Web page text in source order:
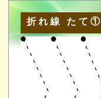
折れ線 たて①